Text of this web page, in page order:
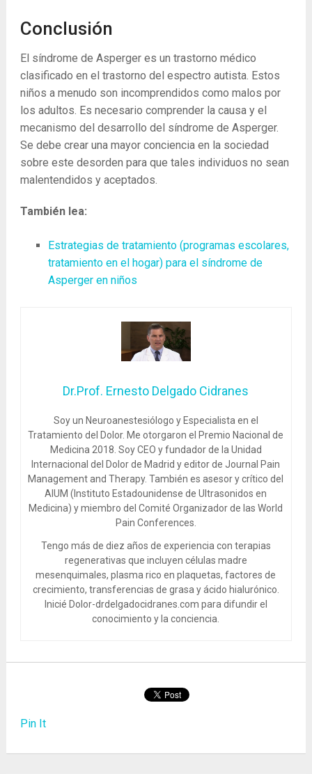
Conclusión
El síndrome de Asperger es un trastorno médico
clasificado en el trastorno del espectro autista. Estos
niños a menudo son incomprendidos como malos por
los adultos. Es necesario comprender la causa y el
mecanismo del desarrollo del síndrome de Asperger.
Se debe crear una mayor conciencia en la sociedad
sobre este desorden para que tales individuos no sean
malentendidos y aceptados.
También lea:
Estrategias de tratamiento (programas escolares,
tratamiento en el hogar) para el síndrome de
Asperger en niños
Dr.Prof. Ernesto Delgado Cidranes
Soy un Neuroanestesiólogo y Especialista en el
Tratamiento del Dolor. Me otorgaron el Premio Nacional de
Medicina 2018. Soy CEO y fundador de la Unidad
Internacional del Dolor de Madrid y editor de Journal Pain
Management and Therapy. También es asesor y crítico del
AIUM (Instituto Estadounidense de Ultrasonidos en
Medicina) y miembro del Comité Organizador de las World
Pain Conferences.
Tengo más de diez años de experiencia con terapias
regenerativas que incluyen células madre
mesenquimales, plasma rico en plaquetas, factores de
crecimiento, transferencias de grasa y ácido hialurónico.
Inicié Dolor-drdelgadocidranes.com para difundir el
conocimiento y la conciencia.
Pin It